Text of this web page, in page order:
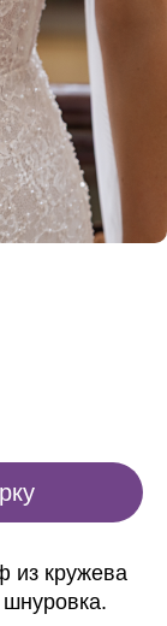
из кружева